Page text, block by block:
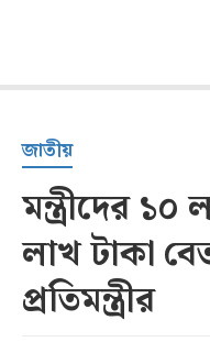
জাতীয়
মন্ত্রীদের
লাখ টাকা
প্রতিমন্ত্রীর